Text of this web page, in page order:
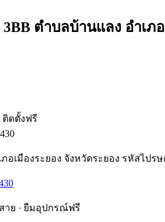
ตำบลบ้านแลง อำเภอ
ติดตั้งฟรี
ภอเมืองระยอง จังหวัดระยอง รหัสไป
าย · ยืมอุปกรณ์ฟรี